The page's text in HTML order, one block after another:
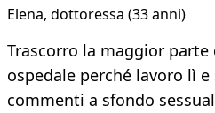
Elena, dottoressa (33 anni)
Trascorro la maggior
ospedale perché lavoro lì
commenti a sfondo